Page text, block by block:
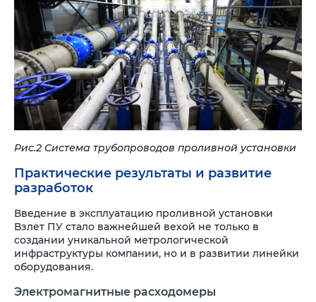
Рис.2 Система трубопроводов проливной установки
Практические результаты и развитие
разработок
Введение в эксплуатацию проливной установки
Взлет ПУ стало важнейшей вехой не только в
создании уникальной метрологической
инфраструктуры компании, но и в развитии линейки
оборудования.
Электромагнитные расходомеры